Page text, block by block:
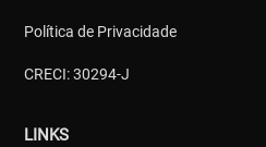
Política de Privacidade
CRECI: 30294-J
LINKS